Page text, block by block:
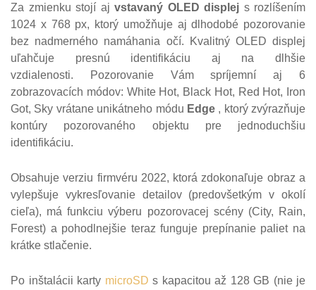
Za zmienku stojí aj vstavaný OLED displej s rozlíšením
1024 x 768 px, ktorý umožňuje aj dlhodobé pozorovanie
bez nadmerného namáhania očí.
Kvalitný OLED displej
uľahčuje presnú identifikáciu aj na dlhšie
vzdialenosti.
Pozorovanie Vám spríjemní aj 6
zobrazovacích módov: White Hot, Black Hot, Red Hot, Iron
Got, Sky vrátane unikátneho módu Edge, ktorý zvýrazňuje
kontúry pozorovaného objektu pre jednoduchšiu
identifikáciu.
Obsahuje verziu firmvéru 2022, ktorá zdokonaľuje obraz a
vylepšuje vykresľovanie detailov (predovšetkým v okolí
cieľa), má funkciu výberu pozorovacej scény (City, Rain,
Forest) a pohodlnejšie teraz funguje prepínanie paliet na
krátke stlačenie.
Po inštalácii karty microSD s kapacitou až 128 GB (nie je